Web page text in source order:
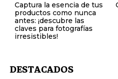
Captura la esencia de tus
productos como nunca
antes: ¡descubre las
claves para fotografías
irresistibles!
DESTACADOS